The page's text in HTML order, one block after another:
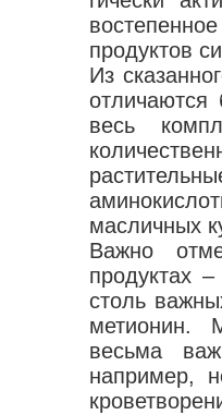
продуктов
Из
отличаются
весь
масличных
Важно
продуктах
столь
метионин.
весьма
например,